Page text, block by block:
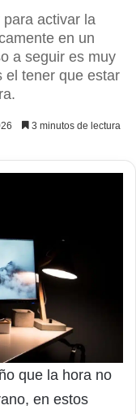
activar la
en un
a seguir es muy
el tener que estar
3 minutos de lectura
que la hora no
en estos